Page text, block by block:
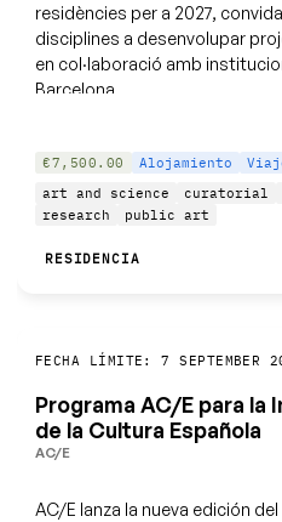
residències per a 2027,
disciplines a desenvolupar
en col·laboració amb
Barcelona.
€7,500.00 Alojamiento
art and science
curatorial
research
public art
RESIDENCIA
FECHA LÍMITE: 7 SEPTEMBER
Programa AC/E para la
de la Cultura Española
AC/E
AC/E lanza la nueva edición